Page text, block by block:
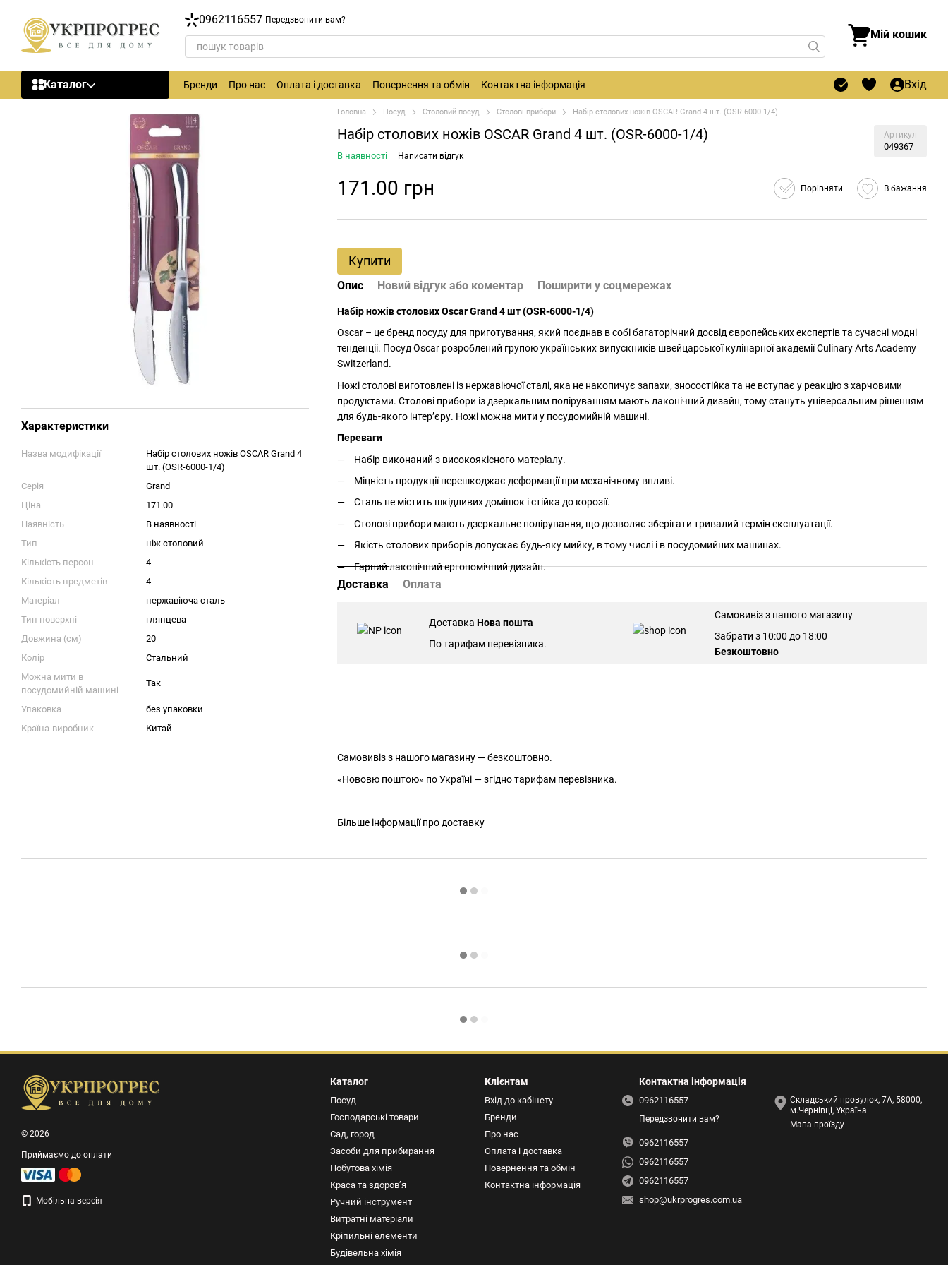
0962116557 Передзвонити вам?
Мій кошик
Каталог Бренди Про нас Оплата і доставка Повернення та обмін Контактна інформація Вхід
Характеристики
Назва модифікації
Набір столових ножів OSCAR Grand 4
шт. (OSR-6000-1/4)
Серія
Grand
Ціна
171.00
Наявність
В наявності
Тип
ніж столовий
Кількість персон
4
Кількість предметів
4
Матеріал
нержавіюча сталь
Тип поверхні
глянцева
Довжина (см)
20
Колір
Стальний
Можна мити в
посудомийній машині
Так
Упаковка
без упаковки
Країна-виробник
Китай
Головна Посуд Столовий посуд Столові прибори Набір столових ножів OSCAR Grand 4 шт. (OSR-6000-1/4)
Набір столових ножів OSCAR Grand 4 шт. (OSR-6000-1/4) Артикул
049367
В наявності
Написати відгук
171.00 грн Порівняти В бажання
Купити
Опис Новий відгук або коментар Поширити у соцмережах
Набір ножів столових Oscar Grand 4 шт (OSR-6000-1/4)
Oscar – це бренд посуду для приготування, який поєднав в собі багаторічний досвід європейських експертів та сучасні модні
тенденціі. Посуд Oscar розроблений групою українських випускників швейцарської кулінарної академії Culinary Arts Academy
Switzerland.
Ножі столові виготовлені із нержавіючої сталі, яка не накопичує запахи, зносостійка та не вступає у реакцію з харчовими
продуктами. Столові прибори із дзеркальним поліруванням мають лаконічний дизайн, тому стануть універсальним рішенням
для будь-якого інтер’єру. Ножі можна мити у посудомийній машині.
Переваги
Набір виконаний з високоякісного матеріалу.
Міцність продукції перешкоджає деформації при механічному впливі.
Сталь не містить шкідливих домішок і стійка до корозії.
Столові прибори мають дзеркальне полірування, що дозволяє зберігати тривалий термін експлуатації.
Якість столових приборів допускає будь-яку мийку, в тому числі і в посудомийних машинах.
Гарний лаконічний ергономічний дизайн.
Доставка Оплата
Доставка Нова пошта
По тарифам перевізника.
Самовивіз з нашого магазину
Забрати з 10:00 до 18:00
Безкоштовно
Самовивіз з нашого магазину — безкоштовно.
«Нововю поштою» по Україні — згідно тарифам перевізника.
Більше інформації про доставку
© 2026
Приймаємо до оплати
Мобільна версія
Каталог
Посуд
Господарські товари
Сад, город
Засоби для прибирання
Побутова хімія
Краса та здоров’я
Ручний інструмент
Витратні матеріали
Кріпильні елементи
Будівельна хімія
Клієнтам
Вхід до кабінету
Бренди
Про нас
Оплата і доставка
Повернення та обмін
Контактна інформація
Контактна інформація
0962116557
Передзвонити вам?
0962116557
0962116557
0962116557
shop@ukrprogres.com.ua
Складський провулок, 7А, 58000,
м.Чернівці, Україна
Мапа проїзду